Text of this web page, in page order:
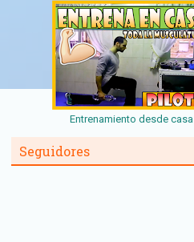
Entrenamiento desde casa
Seguidores